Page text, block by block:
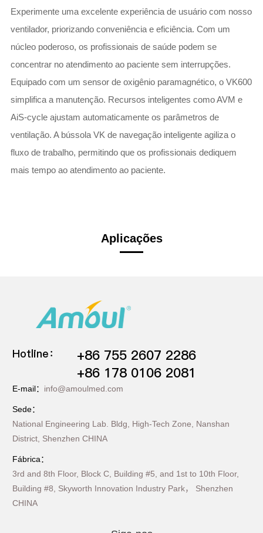
Experimente uma excelente experiência de usuário com nosso
ventilador, priorizando conveniência e eficiência. Com um
núcleo poderoso, os profissionais de saúde podem se
concentrar no atendimento ao paciente sem interrupções.
Equipado com um sensor de oxigênio paramagnético, o VK600
simplifica a manutenção. Recursos inteligentes como AVM e
AiS-cycle ajustam automaticamente os parâmetros de
ventilação. A bússola VK de navegação inteligente agiliza o
fluxo de trabalho, permitindo que os profissionais dediquem
mais tempo ao atendimento ao paciente.
Aplicações
Hotline：
+86 755 2607 2286
+86 178 0106 2081
E-mail： info@amoulmed.com
Sede：
National Engineering Lab. Bldg, High-Tech Zone, Nanshan
District, Shenzhen CHINA
Fábrica：
3rd and 8th Floor, Block C, Building #5, and 1st to 10th Floor,
Building #8, Skyworth Innovation Industry Park， Shenzhen
CHINA